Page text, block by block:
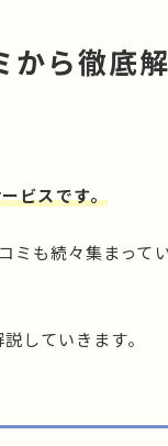
ら徹底解
ビスです。
ミも続々集まって
していきます。